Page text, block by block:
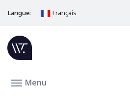
Langue: Français
Menu